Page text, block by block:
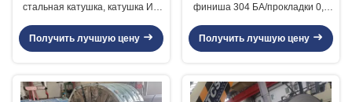
стальная катушка, катушка ИД
цветом стальная
Получить лучшую цену
финиша 304 БА/прокладки 0,1
толщину
Получить лучшую цену